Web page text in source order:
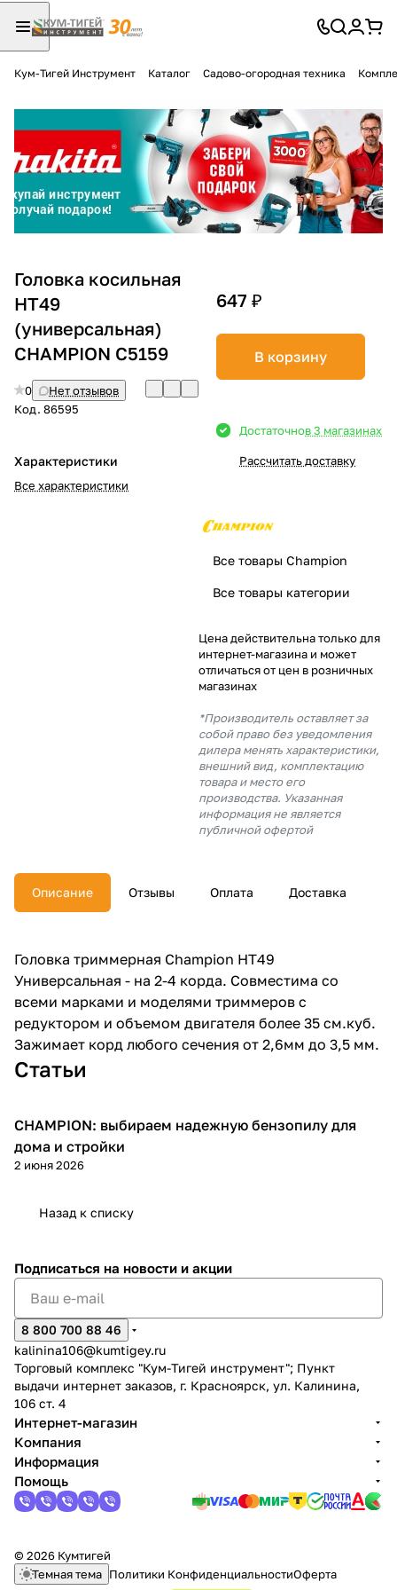
Кум-Тигей Инструмент Каталог Садово-огородная техника
Головка косильная
НТ49
(универсальная)
CHAMPION C5159
0
Нет отзывов
Код. 86595
Характеристики
Все характеристики
647 ₽
В корзину
Достаточнов 3 магазинах
Рассчитать доставку
Все товары Champion
Все товары категории
Цена действительна только для
интернет-магазина и может
отличаться от цен в розничных
магазинах
*Производитель оставляет за
собой право без уведомления
дилера менять характеристики,
внешний вид, комплектацию
товара и место его
производства. Указанная
информация не является
публичной офертой
Описание Отзывы Оплата Доставка
Головка триммерная Champion HT49
Универсальная - на 2-4 корда. Совместима со
всеми марками и моделями триммеров с
редуктором и объемом двигателя более 35 см.куб.
Зажимает корд любого сечения от 2,6мм до 3,5 мм.
Статьи
Пилы
CHAMPION: выбираем надежную бензопилу для
дома и стройки
2 июня 2026
Назад к списку
Подписаться на новости и акции
8 800 700 88 46
kalinina106@kumtigey.ru
Торговый комплекс "Кум-Тигей инструмент"; Пункт
выдачи интернет заказов, г. Красноярск, ул. Калинина,
106 ст. 4
Интернет-магазин
Компания
Информация
Помощь
© 2026 Кумтигей
Темная тема Политики КонфиденциальностиОферта
Разбейте
оплатуна части
без переплат
График платежей
Сегодня
25 %
% картой любого банка
% будут
с вашей карты
недели
plait.ru